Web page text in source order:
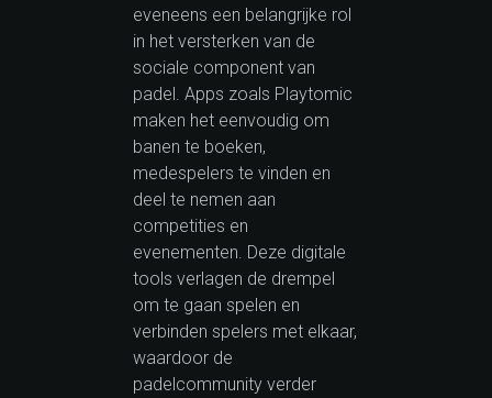
eveneens een belangrijke rol
in het versterken van de
sociale component van
padel. Apps zoals Playtomic
maken het eenvoudig om
banen te boeken,
medespelers te vinden en
deel te nemen aan
competities en
evenementen. Deze digitale
tools verlagen de drempel
om te gaan spelen en
verbinden spelers met elkaar,
waardoor de
padelcommunity verder